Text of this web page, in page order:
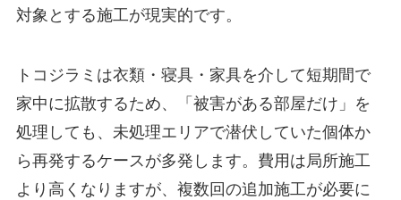
対象とする施工が現実的です。
トコジラミは衣類・寝具・家具を介して短期間で
家中に拡散するため、「被害がある部屋だけ」を
処理しても、未処理エリアで潜伏していた個体か
ら再発するケースが多発します。費用は局所施工
より高くなりますが、複数回の追加施工が必要に